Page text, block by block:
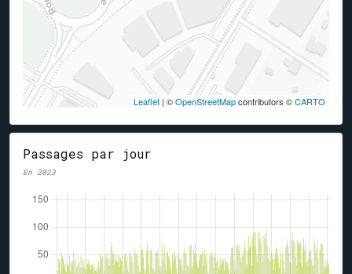
Leaflet | ©OpenStreetMapcontributors ©CARTO
Passages par jour
En 2023